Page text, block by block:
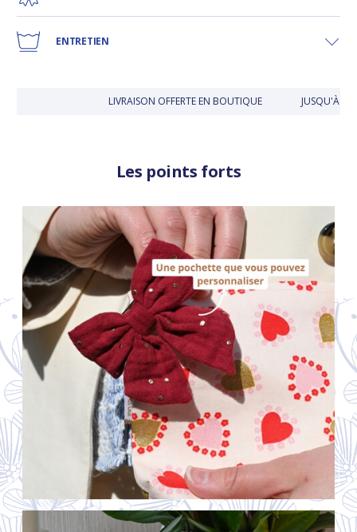
ENTRETIEN
LIVRAISON OFFERTE EN BOUTIQUE JUSQU'À 30
Les points forts